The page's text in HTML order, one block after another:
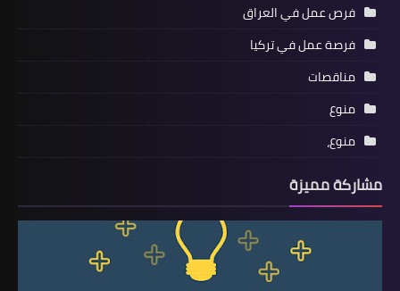
فرص عمل في العراق
فرصة عمل في تركيا
مناقصات
منوع
منوع،
مشاركة مميزة